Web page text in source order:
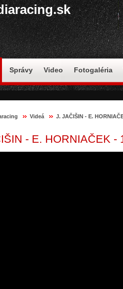
Správy Video Fotogaléria
Videá J. JAČIŠIN - E.
- E. HORNIAČEK -